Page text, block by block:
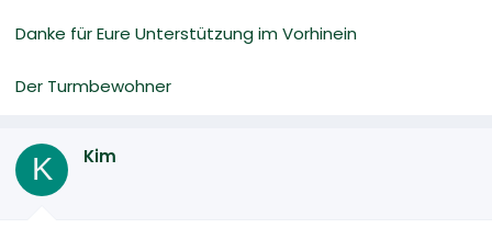
Danke für Eure Unterstützung im Vorhinein
Der Turmbewohner
K Kim